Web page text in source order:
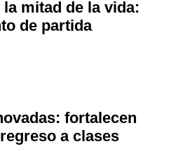
mitad de la vida:
de partida
fortalecen
a clases